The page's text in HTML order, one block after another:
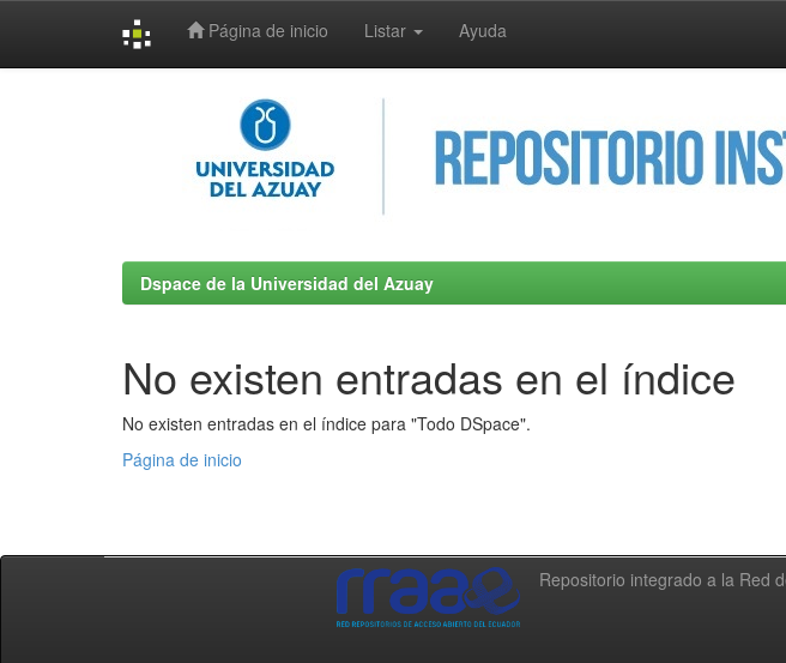
Página de inicio Listar Ayuda
Dspace de la Universidad del Azuay
No existen entradas en el índice
No existen entradas en el índice para "Todo DSpace".
Página de inicio
Repositorio integrado a la Red